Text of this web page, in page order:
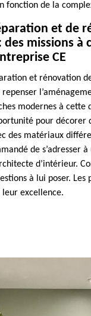
fonction de la
et de
des missions à
CE
et rénovation
repenser
modernes à cette
pour décorer
des matériaux
de s’adresser
d’intérieur.
à lui poser.
excellence.